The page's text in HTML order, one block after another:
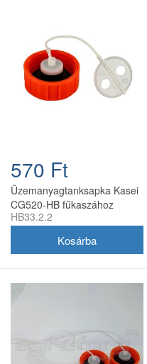
570 Ft
Üzemanyagtanksapka Kasei
CG520-HB fűkaszához
HB33.2.2